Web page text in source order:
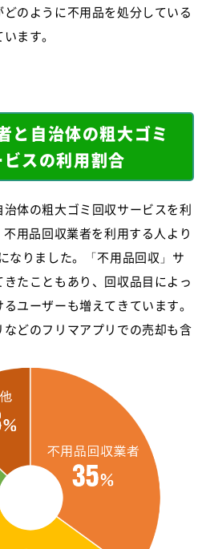
のように不用品を処分している
ます。
と自治体の粗大ゴミ
スの利用割合
体の粗大ゴミ回収サービスを利
用品回収業者を利用する人より
なりました。「不用品回収」サ
たこともあり、回収品目によっ
ユーザーも増えてきています。
などのフリマアプリでの売却も含